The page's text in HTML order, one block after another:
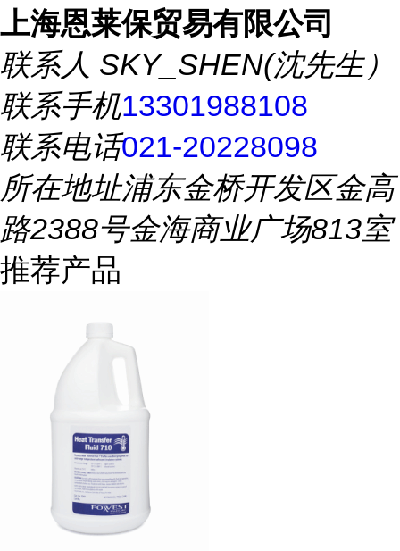
上海恩莱保贸易有限公司
联系人 SKY_SHEN(沈先生）
联系手机13301988108
联系电话021-20228098
所在地址浦东金桥开发区金高
路2388号金海商业广场813室
推荐产品